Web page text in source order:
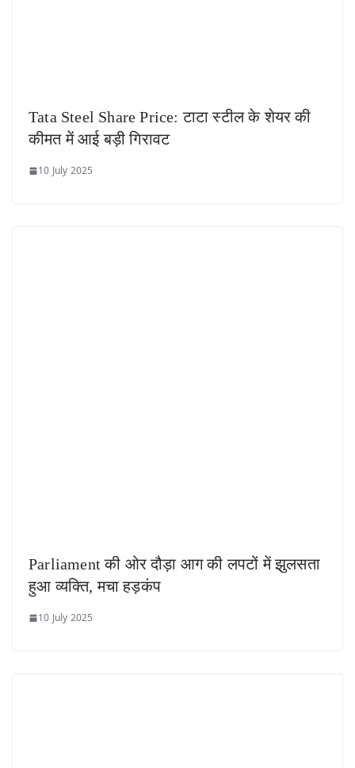
Tata Steel Share Price: टाटा स्टील के शेयर की
कीमत में आई बड़ी गिरावट
10 July 2025
Parliament की ओर दौड़ा आग की लपटों में झुलसता
हुआ व्यक्ति, मचा हड़कंप
10 July 2025